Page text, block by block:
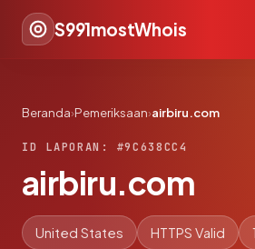
S991mostWhois
Beranda›Pemeriksaan›airbiru.com
ID LAPORAN: #9C638CC4
airbiru.com
United States HTTPS Valid